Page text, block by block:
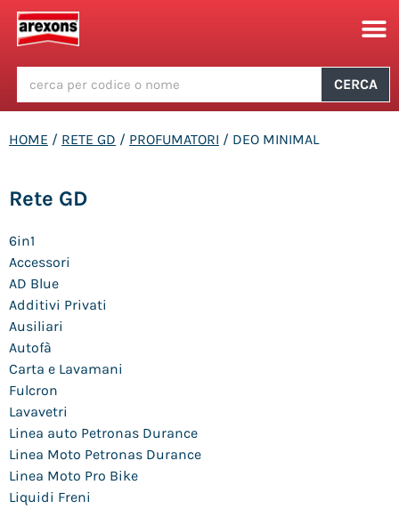
CERCA
HOME / RETE GD / PROFUMATORI / DEO MINIMAL
Rete GD
6in1
Accessori
AD Blue
Additivi Privati
Ausiliari
Autofà
Carta e Lavamani
Fulcron
Lavavetri
Linea auto Petronas Durance
Linea Moto Petronas Durance
Linea Moto Pro Bike
Liquidi Freni